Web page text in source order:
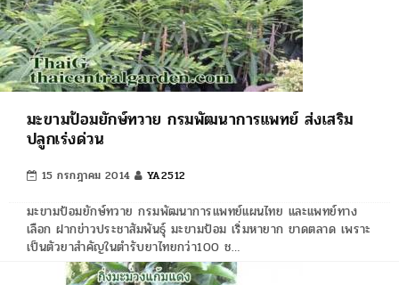
มะขามป้อมยักษ์ทวาย กรมพัฒนาการแพทย์ ส่งเสริม
ปลูกเร่งด่วน
15 กรกฎาคม 2014 YA2512
มะขามป้อมยักษ์ทวาย กรมพัฒนาการแพทย์แผนไทย และแพทย์ทาง
เลือก ฝากข่าวประชาสัมพันธุ์ มะขามป้อม เริ่มหายาก ขาดตลาด เพราะ
เป็นตัวยาสำคัญในตำรับยาไทยกว่า100 ช…